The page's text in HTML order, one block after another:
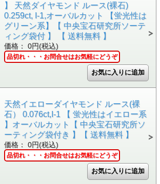
】 天然ダイヤモンド ルース(裸石)
0.259ct, I-1,オーバルカット 【蛍光性は
グリーン系】【 中央宝石研究所ソーテ
ィング袋付 】 【 送料無料 】
価格： 0円(税込)
品切れ・・・お問合せはお気軽にどうぞ
天然イエローダイヤモンド ルース(裸
石） 0.076ct,I-1 【 蛍光性はイエロー系
】オーバルカット【 中央宝石研究所ソ
ーティング袋付き 】【 送料無料 】
価格： 0円(税込)
品切れ・・・お問合せはお気軽にどうぞ